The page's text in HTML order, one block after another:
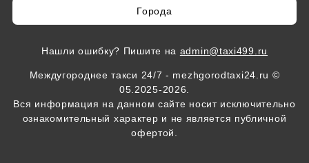
Города
Нашли ошибку? Пишите на admin@taxi499.ru
Междугороднее такси 24/7 - mezhgorodtaxi24.ru ©
05.2025-2026.
Вся информация на данном сайте носит исключительно
ознакомительный характер и не является публичной
офертой.